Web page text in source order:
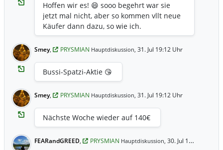
Hoffen wir es! 😄 sooo begehrt war sie
jetzt mal nicht, aber so kommen vllt neue
Käufer dann dazu, so wie ich.
Smey, PRYSMIAN Hauptdiskussion, 31. Jul 19:12 Uhr
Bussi-Spatzi-Aktie 😘
Smey, PRYSMIAN Hauptdiskussion, 31. Jul 19:12 Uhr
Nächste Woche wieder auf 140€
FEARandGREED, PRYSMIAN Hauptdiskussion, 30. Jul 14:59 Uhr